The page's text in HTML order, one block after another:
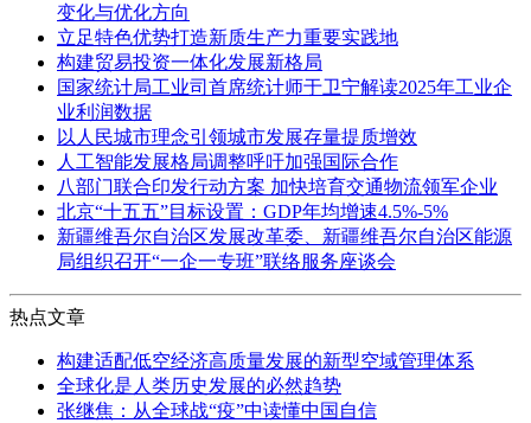
变化与优化方向
立足特色优势打造新质生产力重要实践地
构建贸易投资一体化发展新格局
国家统计局工业司首席统计师于卫宁解读2025年工业企
业利润数据
以人民城市理念引领城市发展存量提质增效
人工智能发展格局调整呼吁加强国际合作
八部门联合印发行动方案 加快培育交通物流领军企业
北京“十五五”目标设置：GDP年均增速4.5%-5%
新疆维吾尔自治区发展改革委、新疆维吾尔自治区能源
局组织召开“一企一专班”联络服务座谈会
热点文章
构建适配低空经济高质量发展的新型空域管理体系
全球化是人类历史发展的必然趋势
张继焦：从全球战“疫”中读懂中国自信